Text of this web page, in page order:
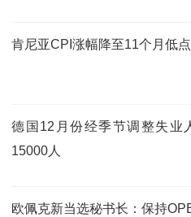
肯尼亚CPI涨幅降至11个月低点
德国12月份经季节调整失业
15000人
欧佩克新当选秘书长：保持